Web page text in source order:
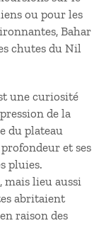
ou pour les
Bahar
chutes du Nil
une curiosité
de la
du plateau
et ses
pluies.
mais lieu aussi
abritaient
raison des